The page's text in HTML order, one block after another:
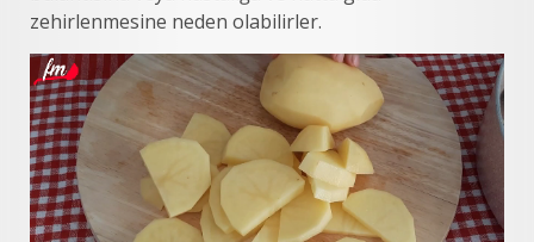
zehirlenmesine neden olabilirler.